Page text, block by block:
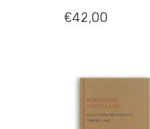
€42,00